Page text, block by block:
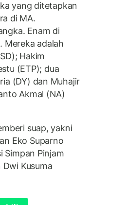
yang ditetapkan
di MA.
Enam di
Mereka adalah
Hakim
(ETP); dua
(DY) dan Muhajir
Akmal (NA)
suap, yakni
Eko Suparno
Simpan Pinjam
Kusuma